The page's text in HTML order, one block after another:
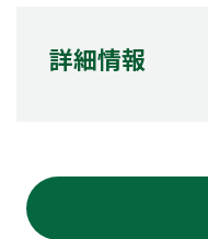
詳細情報